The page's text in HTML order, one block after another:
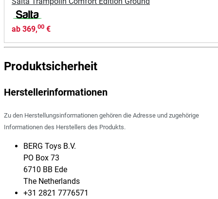
ab 369,00 €
Produktsicherheit
Herstellerinformationen
Zu den Herstellungsinformationen gehören die Adresse und zugehörige
Informationen des Herstellers des Produkts.
BERG Toys B.V.
​PO Box 73
6710 BB Ede
The Netherlands
+31 2821 7776571